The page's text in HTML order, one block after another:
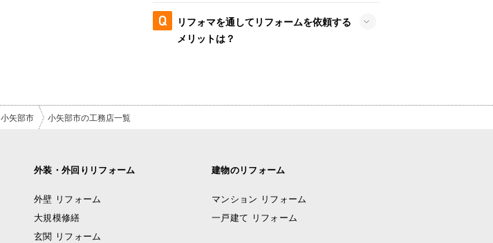
リフォマを通してリフォームを依頼する
メリットは？
小矢部市 小矢部市の工務店一覧
外装・外回りリフォーム
外壁 リフォーム
大規模修繕
玄関 リフォーム
建物のリフォーム
マンション リフォーム
一戸建て リフォーム